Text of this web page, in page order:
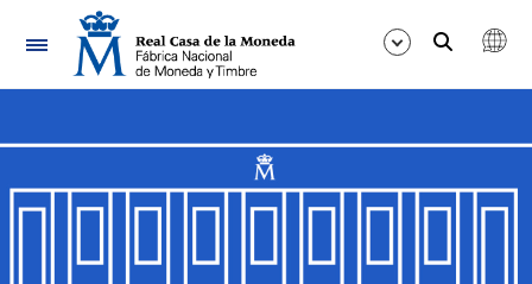
Navegación
Mostrar/Ocultar